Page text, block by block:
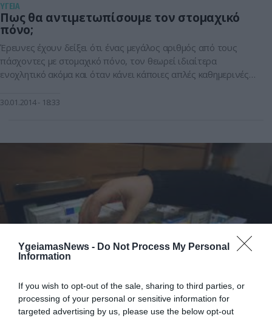
YgeiamasNews - Do Not Process My Personal
Information
If you wish to opt-out of the sale, sharing to third parties, or
processing of your personal or sensitive information for
targeted advertising by us, please use the below opt-out
ΥΓΕΙΑ
Πως θα αντιμετωπίσουμε τον στομαχικό
πόνο;
Έρευνες έχουν δείξει ότι ένας μεγάλος αριθμός από τους
πάσχοντες με στομαχικό πόνο, τον θεωρεί ιδιαίτερα
ενοχλητικό ακόμα και όταν κάνει κάποιες απλές καθημερινές
αντίκτυπο στην ποιότητα ζωής του, αφού αναγκάζεται να
30.01.2014 18:33
ΦΑΡΜΑΚΑ
Αγνοούν το πλαφόν συνταγογράφησης οι
γιατροί